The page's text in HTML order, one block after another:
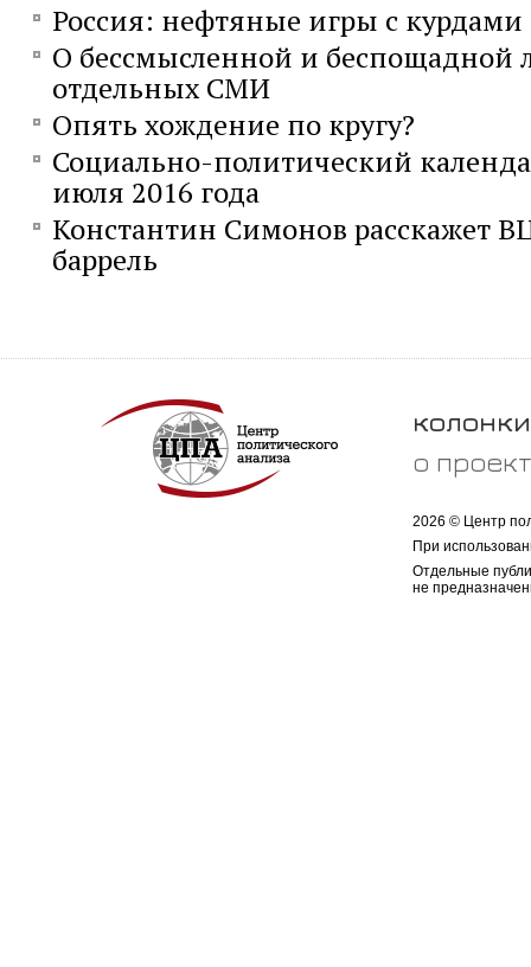
Россия: нефтяные игры с курдами
О бессмысленной и беспощадной
отдельных СМИ
Опять хождение по кругу?
Социально-политический
июля 2016 года
Константин Симонов расскажет
баррель
колонки
о
2026 © Центр
При
Отдельные
не